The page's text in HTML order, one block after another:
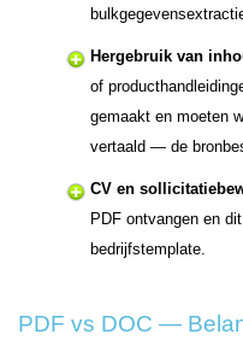
Hergebruik van
of
gemaakt en moeten
vertaald — de
CV en
PDF ontvangen en
bedrijfstemplate.
PDF vs DOC —